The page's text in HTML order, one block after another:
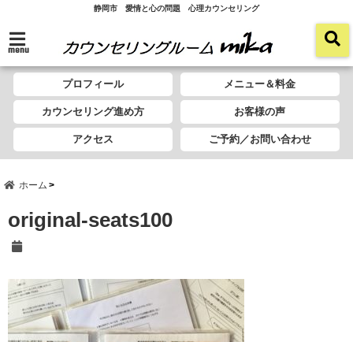
静岡市 愛情と心の問題 心理カウンセリング
menu
プロフィール メニュー＆料金
カウンセリング進め方 お客様の声
アクセス ご予約／お問い合わせ
ホーム
original-seats100